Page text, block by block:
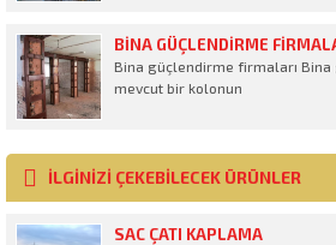
BINA GÜÇLENDIRME
Bina güçlendirme firmaları Bina
mevcut bir kolonun
İLGİNİZİ ÇEKEBİLECEK ÜRÜNLER
SAC ÇATI KAPLAMA